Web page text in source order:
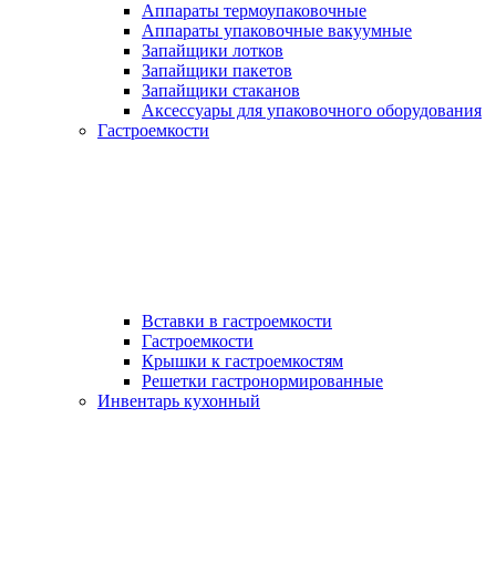
Аппараты термоупаковочные
Аппараты упаковочные вакуумные
Запайщики лотков
Запайщики пакетов
Запайщики стаканов
Аксессуары для упаковочного оборудования
Гастроемкости
Вставки в гастроемкости
Гастроемкости
Крышки к гастроемкостям
Решетки гастронормированные
Инвентарь кухонный